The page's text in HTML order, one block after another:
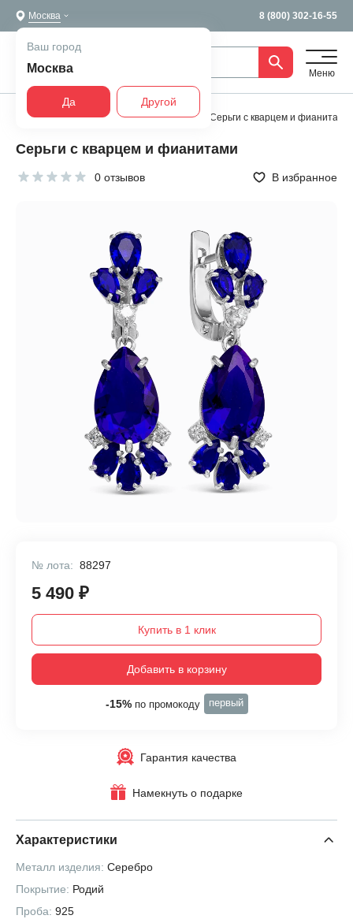
Москва 8 (800) 302-16-55
Ваш город
Москва
Да Другой
Меню
Главная Все украшения Серьги Серьги с кварцем и фианитами
Серьги с кварцем и фианитами
0 отзывов В избранное
№ лота: 88297
5 490 ₽
Купить в 1 клик
Добавить в корзину
-15%по промокоду первый
Гарантия качества
Намекнуть о подарке
Характеристики
Металл изделия: Серебро
Покрытие: Родий
Проба: 925